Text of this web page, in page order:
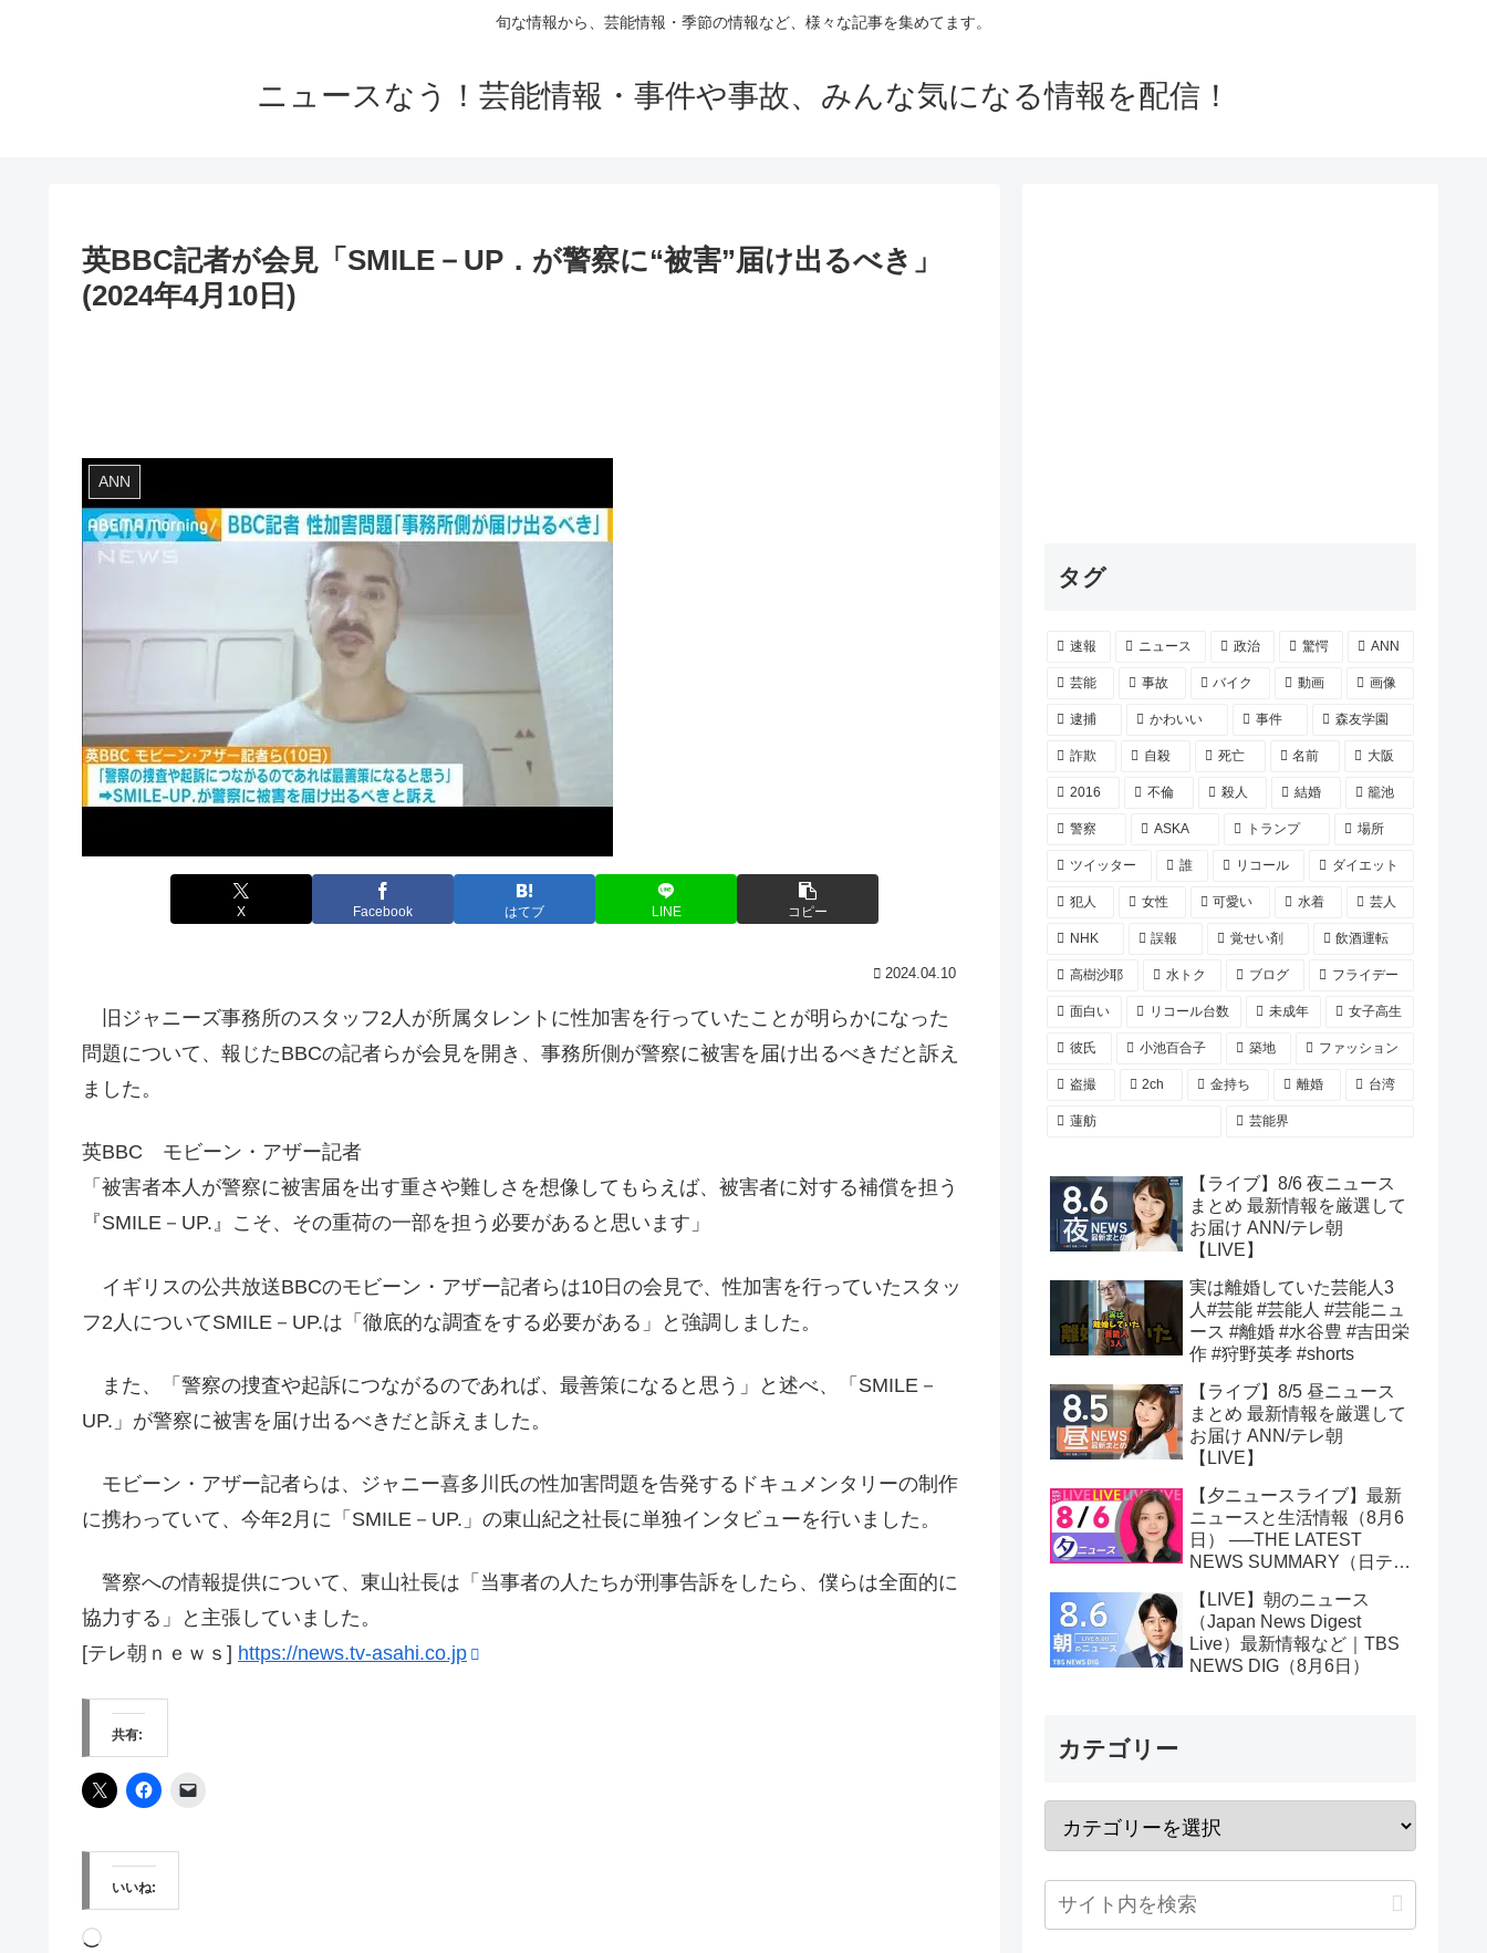
旬な情報から、芸能情報・季節の情報など、様々な記事を集めてます。
ニュースなう！芸能情報・事件や事故、みんな気になる情報を配信！
英BBC記者が会見「SMILE－UP．が警察に“被害”届け出るべき」
(2024年4月10日)
ANN
X Facebook はてブ LINE コピー
2024.04.10
旧ジャニーズ事務所のスタッフ2人が所属タレントに性加害を行っていたことが明らかになった
問題について、報じたBBCの記者らが会見を開き、事務所側が警察に被害を届け出るべきだと訴え
ました。
英BBC モビーン・アザー記者
「被害者本人が警察に被害届を出す重さや難しさを想像してもらえば、被害者に対する補償を担う
『SMILE－UP.』こそ、その重荷の一部を担う必要があると思います」
イギリスの公共放送BBCのモビーン・アザー記者らは10日の会見で、性加害を行っていたスタッ
フ2人についてSMILE－UP.は「徹底的な調査をする必要がある」と強調しました。
また、「警察の捜査や起訴につながるのであれば、最善策になると思う」と述べ、「SMILE－
UP.」が警察に被害を届け出るべきだと訴えました。
モビーン・アザー記者らは、ジャニー喜多川氏の性加害問題を告発するドキュメンタリーの制作
に携わっていて、今年2月に「SMILE－UP.」の東山紀之社長に単独インタビューを行いました。
警察への情報提供について、東山社長は「当事者の人たちが刑事告訴をしたら、僕らは全面的に
協力する」と主張していました。
[テレ朝ｎｅｗｓ] https://news.tv-asahi.co.jp
共有:
いいね:
読
タグ
速報 ニュース 政治 驚愕 ANN
芸能 事故 バイク 動画 画像
逮捕 かわいい 事件 森友学園
詐欺 自殺 死亡 名前 大阪
2016 不倫 殺人 結婚 籠池
警察 ASKA トランプ 場所
ツイッター 誰 リコール ダイエット
犯人 女性 可愛い 水着 芸人
NHK 誤報 覚せい剤 飲酒運転
高樹沙耶 水トク ブログ フライデー
面白い リコール台数 未成年 女子高生
彼氏 小池百合子 築地 ファッション
盗撮 2ch 金持ち 離婚 台湾
蓮舫 芸能界
【ライブ】8/6 夜ニュース
まとめ 最新情報を厳選して
お届け ANN/テレ朝
【LIVE】
実は離婚していた芸能人3
人#芸能 #芸能人 #芸能ニュ
ース #離婚 #水谷豊 #吉田栄
作 #狩野英孝 #shorts
【ライブ】8/5 昼ニュース
まとめ 最新情報を厳選して
お届け ANN/テレ朝
【LIVE】
【夕ニュースライブ】最新
ニュースと生活情報（8月6
日） ──THE LATEST
NEWS SUMMARY（日テレ
【LIVE】朝のニュース
（Japan News Digest
Live）最新情報など｜TBS
NEWS DIG（8月6日）
カテゴリー